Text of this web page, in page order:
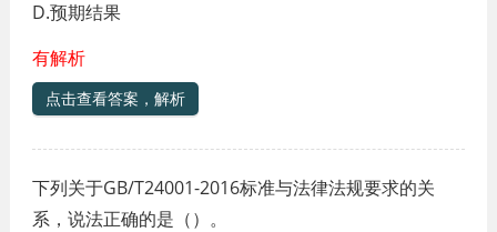
D.预期结果
有解析
点击查看答案，解析
下列关于GB/T24001-2016标准与法律法规要求的关
系，说法正确的是（）。